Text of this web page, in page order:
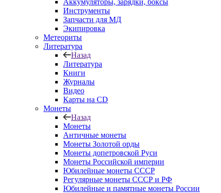
Аккумуляторы, зарядки, боксы
Инструменты
Запчасти для МД
Экипировка
Метеориты
Литература
Назад
Литература
Книги
Журналы
Видео
Карты на CD
Монеты
Назад
Монеты
Античные монеты
Монеты Золотой орды
Монеты допетровской Руси
Монеты Российской империи
Юбилейные монеты СССР
Регулярные монеты СССР и РФ
Юбилейные и памятные монеты России